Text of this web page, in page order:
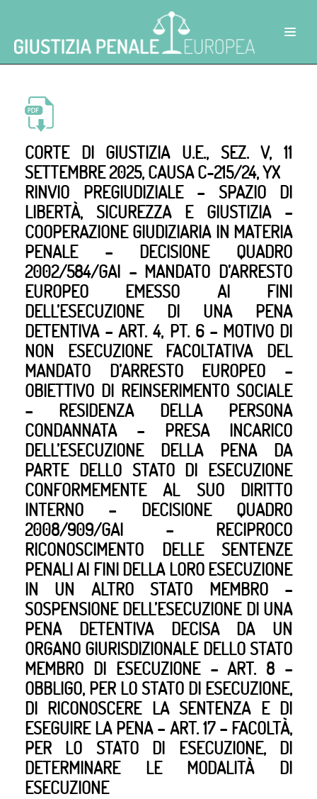
CORTE DI GIUSTIZIA U.E., SEZ. V, 11
SETTEMBRE 2025, CAUSA C-215/24, YX
RINVIO PREGIUDIZIALE – SPAZIO DI
LIBERTÀ, SICUREZZA E GIUSTIZIA –
COOPERAZIONE GIUDIZIARIA IN MATERIA
PENALE – DECISIONE QUADRO
2002/584/GAI – MANDATO D’ARRESTO
EUROPEO EMESSO AI FINI
DELL’ESECUZIONE DI UNA PENA
DETENTIVA – ART. 4, PT. 6 – MOTIVO DI
NON ESECUZIONE FACOLTATIVA DEL
MANDATO D’ARRESTO EUROPEO –
OBIETTIVO DI REINSERIMENTO SOCIALE
– RESIDENZA DELLA PERSONA
CONDANNATA – PRESA INCARICO
DELL’ESECUZIONE DELLA PENA DA
PARTE DELLO STATO DI ESECUZIONE
CONFORMEMENTE AL SUO DIRITTO
INTERNO – DECISIONE QUADRO
2008/909/GAI – RECIPROCO
RICONOSCIMENTO DELLE SENTENZE
PENALI AI FINI DELLA LORO ESECUZIONE
IN UN ALTRO STATO MEMBRO –
SOSPENSIONE DELL’ESECUZIONE DI UNA
PENA DETENTIVA DECISA DA UN
ORGANO GIURISDIZIONALE DELLO STATO
MEMBRO DI ESECUZIONE – ART. 8 –
OBBLIGO, PER LO STATO DI ESECUZIONE,
DI RICONOSCERE LA SENTENZA E DI
ESEGUIRE LA PENA – ART. 17 – FACOLTÀ,
PER LO STATO DI ESECUZIONE, DI
DETERMINARE LE MODALITÀ DI
ESECUZIONE